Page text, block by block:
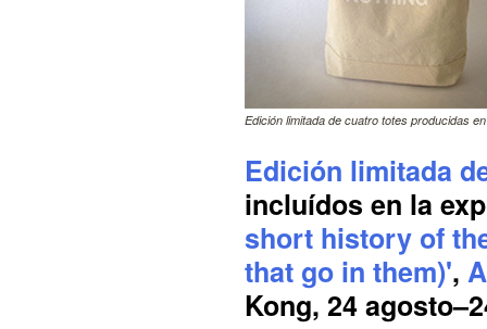
Edición limitada de cuatro totes producidas
Edición limitada
incluídos en la
short history of
that go in them)',
Kong, 24